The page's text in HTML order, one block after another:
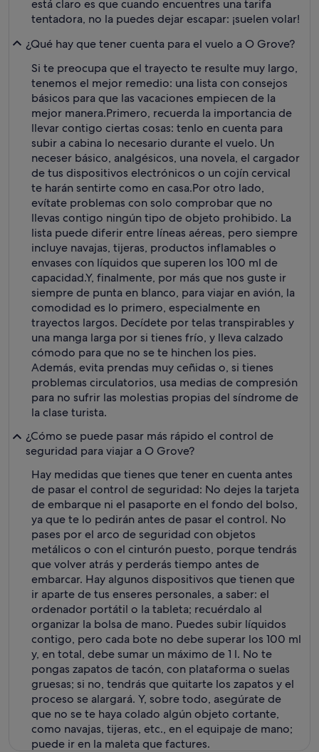
está claro es que cuando encuentres una tarifa
tentadora, no la puedes dejar escapar: ¡suelen volar!
¿Qué hay que tener cuenta para el vuelo a O Grove?
Si te preocupa que el trayecto te resulte muy largo,
tenemos el mejor remedio: una lista con consejos
básicos para que las vacaciones empiecen de la
mejor manera.Primero, recuerda la importancia de
llevar contigo ciertas cosas: tenlo en cuenta para
subir a cabina lo necesario durante el vuelo. Un
neceser básico, analgésicos, una novela, el cargador
de tus dispositivos electrónicos o un cojín cervical
te harán sentirte como en casa.Por otro lado,
evítate problemas con solo comprobar que no
llevas contigo ningún tipo de objeto prohibido. La
lista puede diferir entre líneas aéreas, pero siempre
incluye navajas, tijeras, productos inflamables o
envases con líquidos que superen los 100 ml de
capacidad.Y, finalmente, por más que nos guste ir
siempre de punta en blanco, para viajar en avión, la
comodidad es lo primero, especialmente en
trayectos largos. Decídete por telas transpirables y
una manga larga por si tienes frío, y lleva calzado
cómodo para que no se te hinchen los pies.
Además, evita prendas muy ceñidas o, si tienes
problemas circulatorios, usa medias de compresión
para no sufrir las molestias propias del síndrome de
la clase turista.
¿Cómo se puede pasar más rápido el control de
seguridad para viajar a O Grove?
Hay medidas que tienes que tener en cuenta antes
de pasar el control de seguridad: No dejes la tarjeta
de embarque ni el pasaporte en el fondo del bolso,
ya que te lo pedirán antes de pasar el control. No
pases por el arco de seguridad con objetos
metálicos o con el cinturón puesto, porque tendrás
que volver atrás y perderás tiempo antes de
embarcar. Hay algunos dispositivos que tienen que
ir aparte de tus enseres personales, a saber: el
ordenador portátil o la tableta; recuérdalo al
organizar la bolsa de mano. Puedes subir líquidos
contigo, pero cada bote no debe superar los 100 ml
y, en total, debe sumar un máximo de 1 l. No te
pongas zapatos de tacón, con plataforma o suelas
gruesas; si no, tendrás que quitarte los zapatos y el
proceso se alargará. Y, sobre todo, asegúrate de
que no se te haya colado algún objeto cortante,
como navajas, tijeras, etc., en el equipaje de mano;
puede ir en la maleta que factures.